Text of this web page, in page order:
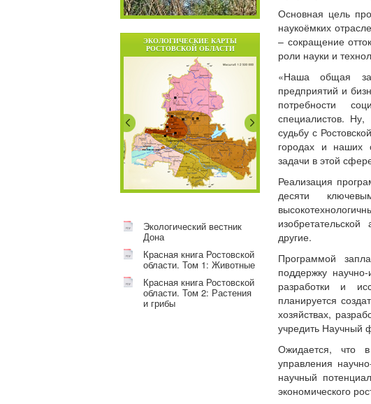
ЭКОЛОГИЧЕСКИЕ КАРТЫ
РОСТОВСКОЙ ОБЛАСТИ
Экологический вестник
Дона
Красная книга Ростовской
области. Том 1: Животные
Красная книга Ростовской
области. Том 2: Растения
и грибы
Основная цель
наукоёмких
– сокращение
роли науки и
«Наша общая
предприятий и
потребности
специалистов.
судьбу с
городах и наших
задачи в этой
Реализация
десяти
другие.
Программой
поддержку
разработки и
планируется
хозяйствах,
учредить Научный
Ожидается, что
управления
научный
экономического